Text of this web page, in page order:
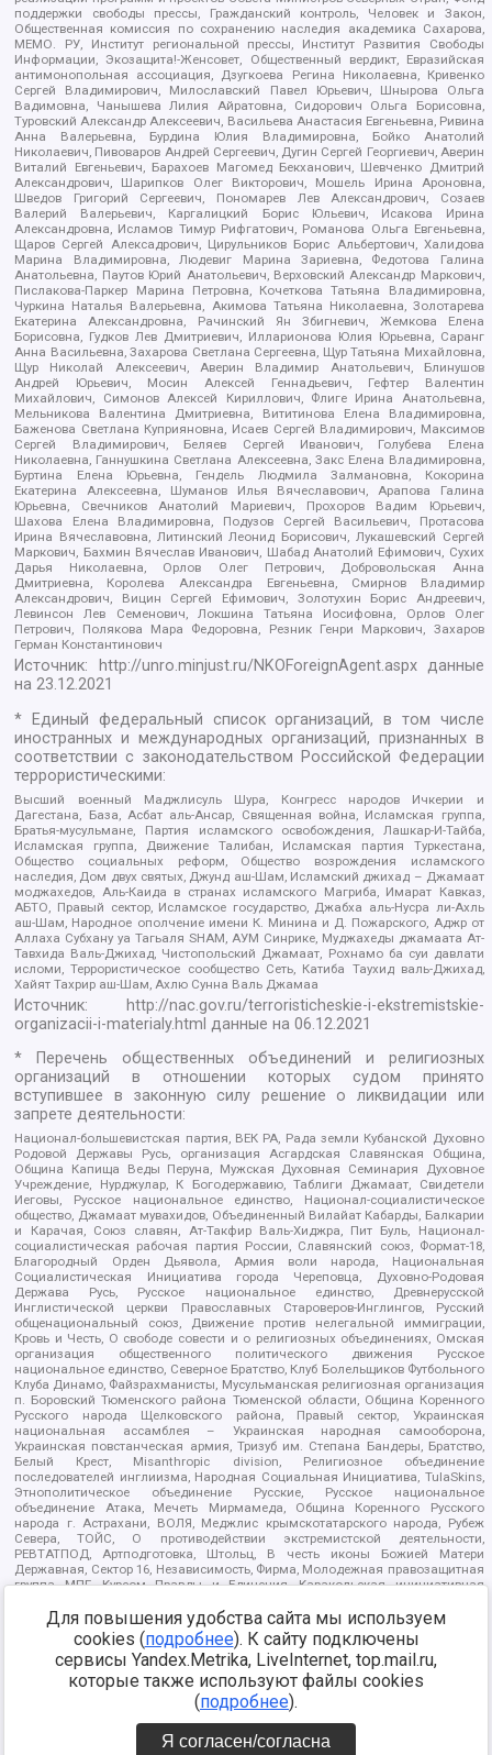
поддержки свободы прессы, Гражданский контроль, Человек и Закон,
Общественная комиссия по сохранению наследия академика Сахарова,
МЕМО. РУ, Институт региональной прессы, Институт Развития Свободы
Информации, Экозащита!-Женсовет, Общественный вердикт, Евразийская
антимонопольная ассоциация, Дзугкоева Регина Николаевна, Кривенко
Сергей Владимирович, Милославский Павел Юрьевич, Шнырова Ольга
Вадимовна, Чанышева Лилия Айратовна, Сидорович Ольга Борисовна,
Туровский Александр Алексеевич, Васильева Анастасия Евгеньевна, Ривина
Анна Валерьевна, Бурдина Юлия Владимировна, Бойко Анатолий
Николаевич, Пивоваров Андрей Сергеевич, Дугин Сергей Георгиевич, Аверин
Виталий Евгеньевич, Барахоев Магомед Бекханович, Шевченко Дмитрий
Александрович, Шарипков Олег Викторович, Мошель Ирина Ароновна,
Шведов Григорий Сергеевич, Пономарев Лев Александрович, Созаев
Валерий Валерьевич, Каргалицкий Борис Юльевич, Исакова Ирина
Александровна, Исламов Тимур Рифгатович, Романова Ольга Евгеньевна,
Щаров Сергей Алексадрович, Цирульников Борис Альбертович, Халидова
Марина Владимировна, Людевиг Марина Зариевна, Федотова Галина
Анатольевна, Паутов Юрий Анатольевич, Верховский Александр Маркович,
Пислакова-Паркер Марина Петровна, Кочеткова Татьяна Владимировна,
Чуркина Наталья Валерьевна, Акимова Татьяна Николаевна, Золотарева
Екатерина Александровна, Рачинский Ян Збигневич, Жемкова Елена
Борисовна, Гудков Лев Дмитриевич, Илларионова Юлия Юрьевна, Саранг
Анна Васильевна, Захарова Светлана Сергеевна, Щур Татьяна Михайловна,
Щур Николай Алексеевич, Аверин Владимир Анатольевич, Блинушов
Андрей Юрьевич, Мосин Алексей Геннадьевич, Гефтер Валентин
Михайлович, Симонов Алексей Кириллович, Флиге Ирина Анатольевна,
Мельникова Валентина Дмитриевна, Вититинова Елена Владимировна,
Баженова Светлана Куприяновна, Исаев Сергей Владимирович, Максимов
Сергей Владимирович, Беляев Сергей Иванович, Голубева Елена
Николаевна, Ганнушкина Светлана Алексеевна, Закс Елена Владимировна,
Буртина Елена Юрьевна, Гендель Людмила Залмановна, Кокорина
Екатерина Алексеевна, Шуманов Илья Вячеславович, Арапова Галина
Юрьевна, Свечников Анатолий Мариевич, Прохоров Вадим Юрьевич,
Шахова Елена Владимировна, Подузов Сергей Васильевич, Протасова
Ирина Вячеславовна, Литинский Леонид Борисович, Лукашевский Сергей
Маркович, Бахмин Вячеслав Иванович, Шабад Анатолий Ефимович, Сухих
Дарья Николаевна, Орлов Олег Петрович, Добровольская Анна
Дмитриевна, Королева Александра Евгеньевна, Смирнов Владимир
Александрович, Вицин Сергей Ефимович, Золотухин Борис Андреевич,
Левинсон Лев Семенович, Локшина Татьяна Иосифовна, Орлов Олег
Петрович, Полякова Мара Федоровна, Резник Генри Маркович, Захаров
Герман Константинович
Источник: http://unro.minjust.ru/NKOForeignAgent.aspxданные
на23.12.2021
* Единый федеральный список организаций, в том числе
иностранных и международных организаций, признанных в
соответствии с законодательством Российской Федерации
террористическими:
Высший военный Маджлисуль Шура, Конгресс народов Ичкерии и
Дагестана, База, Асбат аль-Ансар, Священная война, Исламская группа,
Братья-мусульмане, Партия исламского освобождения, Лашкар-И-Тайба,
Исламская группа, Движение Талибан, Исламская партия Туркестана,
Общество социальных реформ, Общество возрождения исламского
наследия, Дом двух святых, Джунд аш-Шам, Исламский джихад – Джамаат
моджахедов, Аль-Каида в странах исламского Магриба, Имарат Кавказ,
АБТО, Правый сектор, Исламское государство, Джабха аль-Нусра ли-Ахль
аш-Шам, Народное ополчение имени К. Минина и Д. Пожарского, Аджр от
Аллаха Субхану уа Тагьаля SHAM, АУМ Синрике, Муджахеды джамаата Ат-
Тавхида Валь-Джихад, Чистопольский Джамаат, Рохнамо ба суи давлати
исломи, Террористическое сообщество Сеть, Катиба Таухид валь-Джихад,
Хайят Тахрир аш-Шам, Ахлю Сунна Валь Джамаа
Источник:
http://nac.gov.ru/terroristicheskie-i-ekstremistskie-
organizacii-i-materialy.html данные на06.12.2021
* Перечень общественных объединений и религиозных
организаций в отношении которых судом принято
вступившее в законную силу решение о ликвидации или
запрете деятельности:
Национал-большевистская партия, ВЕК РА, Рада земли Кубанской Духовно
Родовой Державы Русь, организация Асгардская Славянская Община,
Община Капища Веды Перуна, Мужская Духовная Семинария Духовное
Учреждение, Нурджулар, К Богодержавию, Таблиги Джамаат, Свидетели
Иеговы, Русское национальное единство, Национал-социалистическое
общество, Джамаат мувахидов, Объединенный Вилайат Кабарды, Балкарии
и Карачая, Союз славян, Ат-Такфир Валь-Хиджра, Пит Буль, Национал-
социалистическая рабочая партия России, Славянский союз, Формат-18,
Благородный Орден Дьявола, Армия воли народа, Национальная
Социалистическая Инициатива города Череповца, Духовно-Родовая
Держава Русь, Русское национальное единство, Древнерусской
Инглистической церкви Православных Староверов-Инглингов, Русский
общенациональный союз, Движение против нелегальной иммиграции,
Кровь и Честь, О свободе совести и о религиозных объединениях, Омская
организация общественного политического движения Русское
национальное единство, Северное Братство, Клуб Болельщиков Футбольного
Клуба Динамо, Файзрахманисты, Мусульманская религиозная организация
п. Боровский Тюменского района Тюменской области, Община Коренного
Русского народа Щелковского района, Правый сектор, Украинская
национальная ассамблея – Украинская народная самооборона,
Украинская повстанческая армия, Тризуб им. Степана Бандеры, Братство,
Белый Крест, Misanthropic division, Религиозное объединение
последователей инглиизма, Народная Социальная Инициатива, TulaSkins,
Этнополитическое объединение Русские, Русское национальное
объединение Атака, Мечеть Мирмамеда, Община Коренного Русского
народа г. Астрахани, ВОЛЯ, Меджлис крымскотатарского народа, Рубеж
Севера, ТОЙС, О противодействии экстремистской деятельности,
РЕВТАТПОД, Артподготовка, Штольц, В честь иконы Божией Матери
Державная, Сектор 16, Независимость, Фирма, Молодежная правозащитная
группа МПГ, Курсом Правды и Единения, Каракольская инициативная
Благотворительный пансионат Ак Умут, Русская республика Русь,
Арестантское уголовное единство, Башкорт, Нация и свобода, W.H.С., Фалунь
Дафа, Иртыш Ultras, Русский Патриотический клуб-Новокузнецк/РПК,
Сибирский державный союз, Фонд борьбы с коррупцией, Фонд защиты прав
граждан, Штабы Навального, Совет граждан СССР Прикубанского округа г.
https://minjust.gov.ru/ru/documents/7822/
Для повышения удобства сайта мы используем
cookies (подробнее). К сайту подключены
сервисы Yandex.Metrika, LiveInternet, top.mail.ru,
которые также используют файлы cookies
(подробнее).
Я согласен/согласна